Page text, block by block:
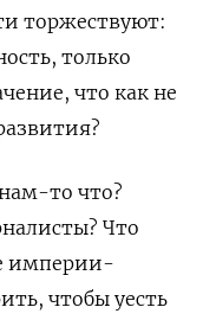
торжествуют:
только
что как не
то что?
Что
империи-
чтобы уесть